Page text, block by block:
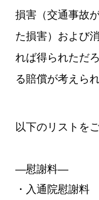
損害（交通事故
た損害）および
れば得られただ
る賠償が考えられ
以下のリストを
―慰謝料―
・入通院慰謝料